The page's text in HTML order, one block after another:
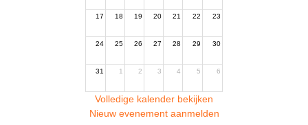
17 18 19 20 21 22 23
24 25 26 27 28 29 30
31 1 2 3 4 5 6
Volledige kalender bekijken
Nieuw evenement aanmelden